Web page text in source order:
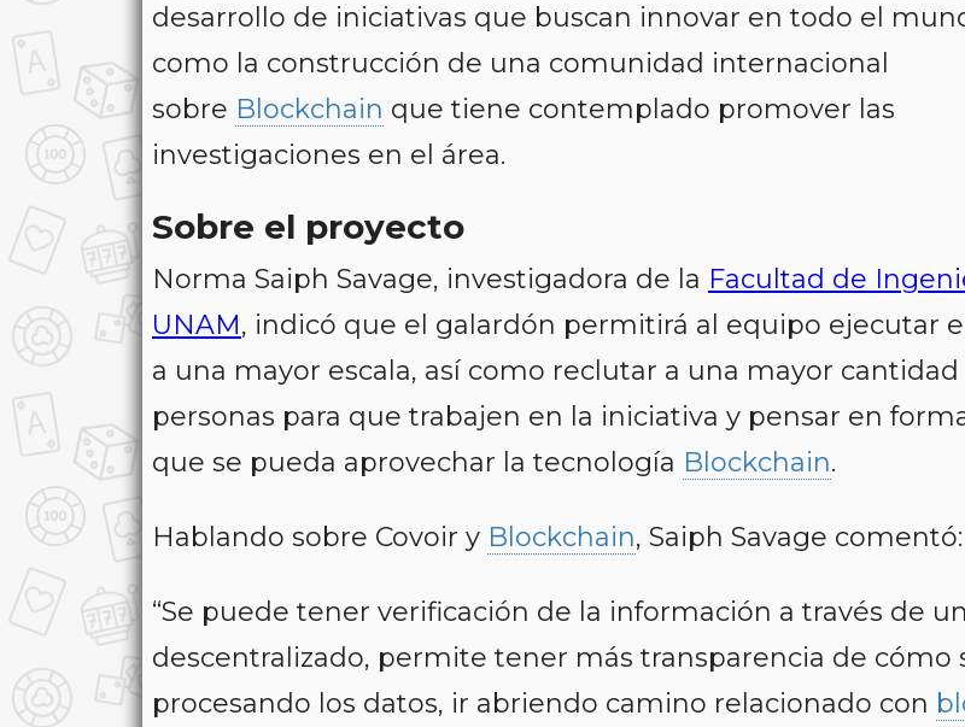
desarrollo de iniciativas que buscan innovar en todo el
como la construcción de una comunidad internacional
sobre Blockchain que tiene contemplado promover las
investigaciones en el área.
Sobre el proyecto
Norma Saiph Savage, investigadora de la Facultad de
UNAM, indicó que el galardón permitirá al equipo ejecutar
a una mayor escala, así como reclutar a una mayor cantidad
personas para que trabajen en la iniciativa y pensar en
que se pueda aprovechar la tecnología Blockchain.
Hablando sobre Covoir y Blockchain, Saiph Savage comentó:
“Se puede tener verificación de la información a través de
descentralizado, permite tener más transparencia de cómo
procesando los datos, ir abriendo camino relacionado con